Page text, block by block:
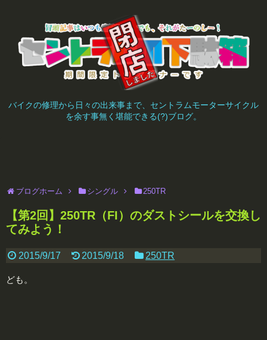
バイクの修理から日々の出来事まで、セントラムモーターサイクル
を余す事無く堪能できる(?)ブログ。
ブログホーム シングル 250TR
【第2回】250TR（FI）のダストシールを交換し
てみよう！
2015/9/17 2015/9/18 250TR
ども。